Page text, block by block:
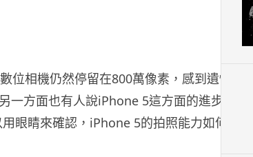
相機仍然停留在800萬像素，感到遺憾，認
方面也有人說iPhone 5這方面的進步其實很
眼睛來確認，iPhone 5的拍照能力如何。